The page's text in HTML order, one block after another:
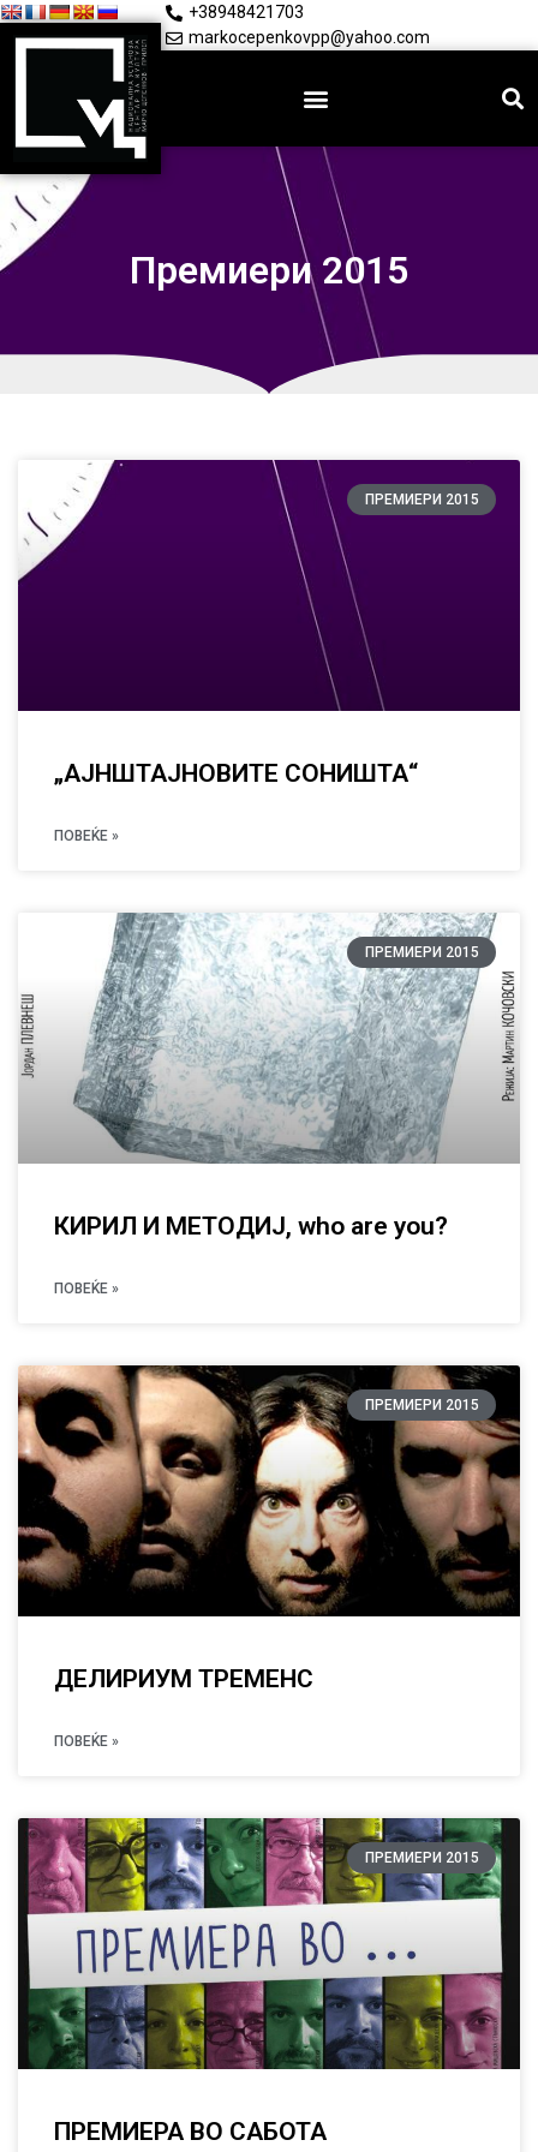
+38948421703
markocepenkovpp@yahoo.com
Премиери 2015
ПРЕМИЕРИ 2015
„АЈНШТАЈНОВИТЕ СОНИШТА“
ПОВЕЌЕ »
ПРЕМИЕРИ 2015
КИРИЛ И МЕТОДИЈ, who are you?
ПОВЕЌЕ »
ПРЕМИЕРИ 2015
ДЕЛИРИУМ ТРЕМЕНС
ПОВЕЌЕ »
ПРЕМИЕРИ 2015
ПРЕМИЕРА ВО САБОТА